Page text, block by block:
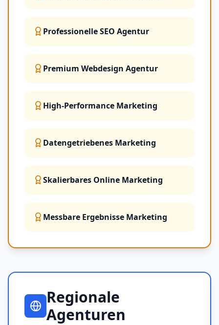
Professionelle SEO Agentur
Premium Webdesign Agentur
High-Performance Marketing
Datengetriebenes Marketing
Skalierbares Online Marketing
Messbare Ergebnisse Marketing
Regionale
Agenturen